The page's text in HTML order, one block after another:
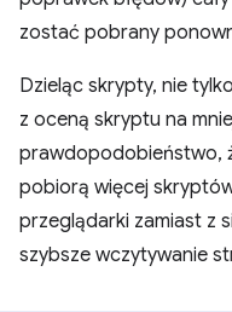
zostać pobrany
Dzieląc skrypty, nie
z oceną skryptu na
prawdopodobieństwo,
pobiorą więcej
przeglądarki zamiast z
szybsze wczytywanie